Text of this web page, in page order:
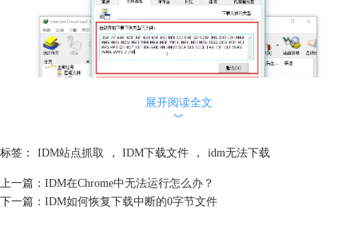
展开阅读全文
︾
标签： IDM站点抓取 ， IDM下载文件 ， idm无法下载
上一篇： IDM在Chrome中无法运行怎么办？
下一篇： IDM如何恢复下载中断的0字节文件